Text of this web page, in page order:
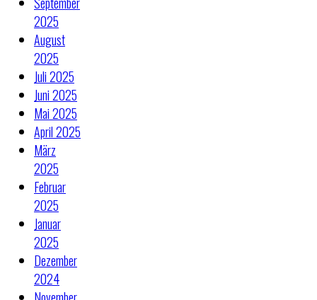
2025
August
2025
Juli 2025
Juni 2025
Mai 2025
April 2025
März
2025
Februar
2025
Januar
2025
Dezember
2024